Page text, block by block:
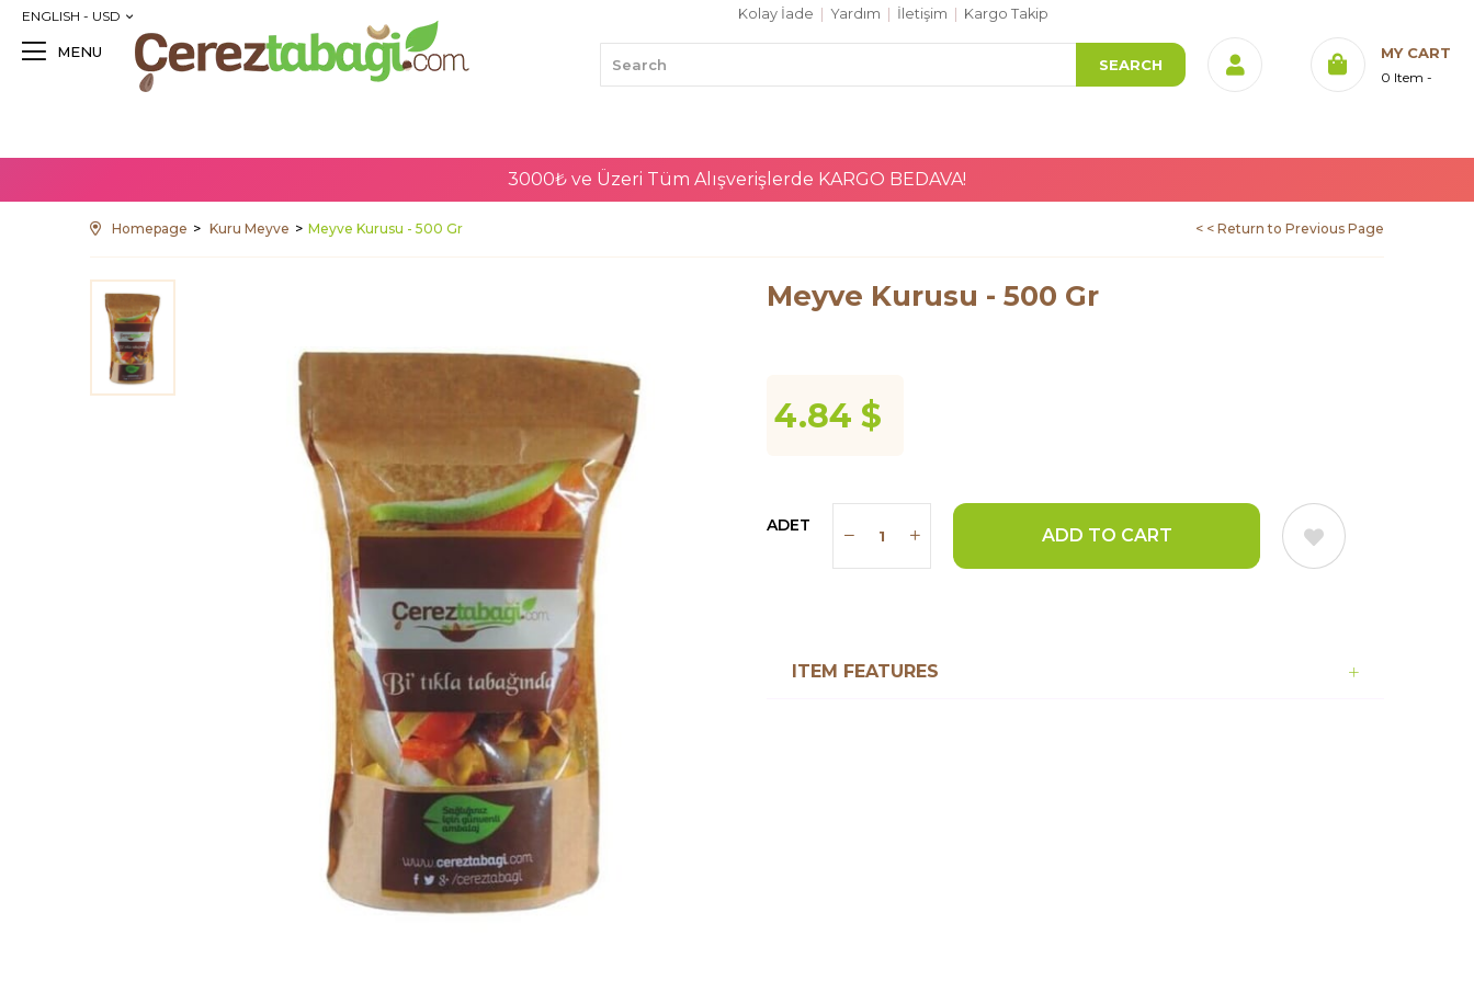
MENU MY CART
0 Item
ENGLISH - USD Kolay İade Yardım İletişim Kargo Takip
3000₺ ve Üzeri Tüm Alışverişlerde KARGO BEDAVA!
Homepage Kuru Meyve Meyve Kurusu - 500 Gr < < Return to Previous Page
Meyve Kurusu - 500 Gr
4.84 $
ADET
ITEM FEATURES